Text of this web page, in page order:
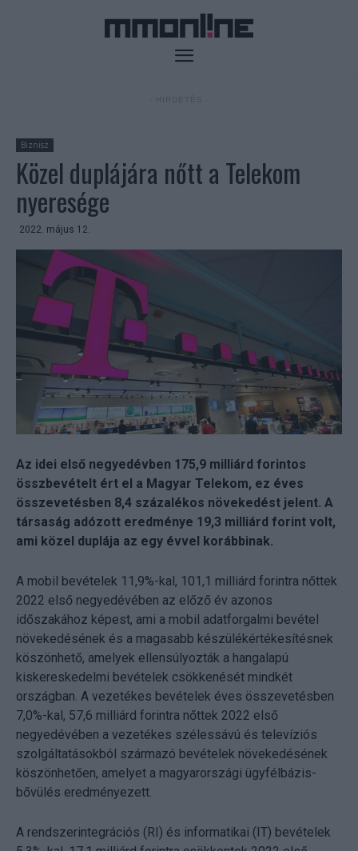
Biznisz
Közel duplájára nőtt a Telekom
nyeresége
2022. május 12.
Az idei első negyedévben 175,9 milliárd forintos
összbevételt ért el a Magyar Telekom, ez éves
összevetésben 8,4 százalékos növekedést jelent. A
társaság adózott eredménye 19,3 milliárd forint volt,
ami közel duplája az egy évvel korábbinak.
A mobil bevételek 11,9%-kal, 101,1 milliárd forintra nőttek
2022 első negyedévében az előző év azonos
időszakához képest, ami a mobil adatforgalmi bevétel
növekedésének és a magasabb készülékértékesítésnek
köszönhető, amelyek ellensúlyozták a hangalapú
kiskereskedelmi bevételek csökkenését mindkét
országban. A vezetékes bevételek éves összevetésben
7,0%-kal, 57,6 milliárd forintra nőttek 2022 első
negyedévében a vezetékes szélessávú és televíziós
szolgáltatásokból származó bevételek növekedésének
köszönhetően, amelyet a magyarországi ügyfélbázis-
bővülés eredményezett.
A rendszerintegrációs (RI) és informatikai (IT) bevételek